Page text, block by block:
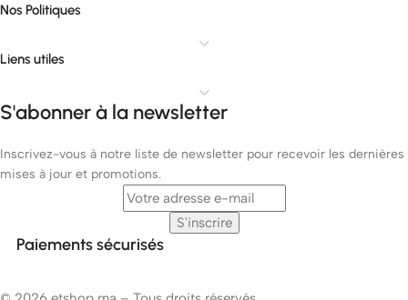
Nos Politiques
Liens utiles
S'abonner à la newsletter
Inscrivez-vous à notre liste de newsletter pour recevoir les dernières
mises à jour et promotions.
Paiements sécurisés